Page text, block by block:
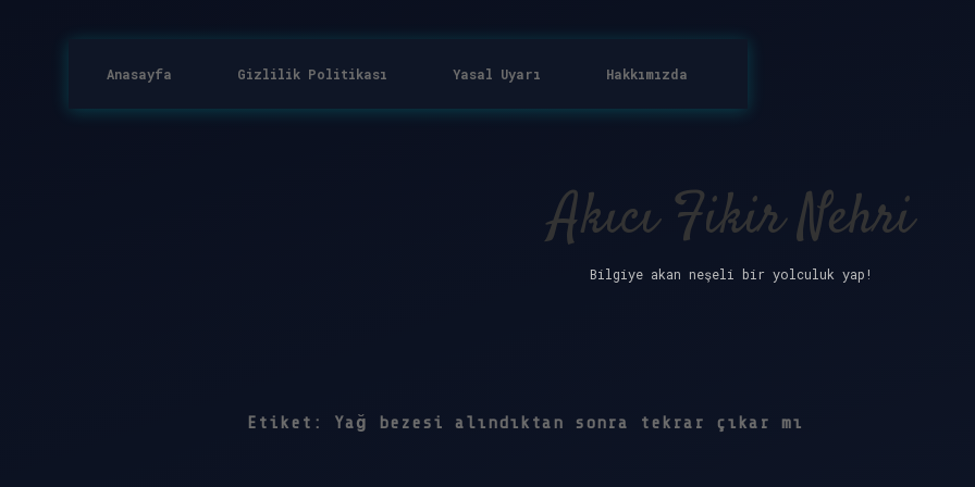
Anasayfa Gizlilik Politikası Yasal Uyarı Hakkımızda
Akıcı Fikir Nehri
Bilgiye akan neşeli bir yolculuk yap!
Etiket: Yağ bezesi alındıktan sonra tekrar çıkar mı